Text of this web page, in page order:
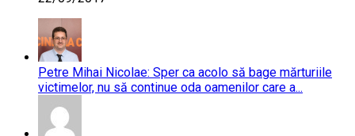
Petre Mihai Nicolae: Sper ca acolo să bage mărturiile
victimelor, nu să continue oda oamenilor care a...